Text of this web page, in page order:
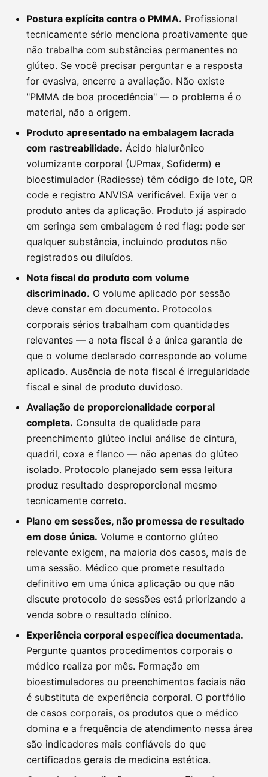
Postura explícita contra o PMMA. Profissional
tecnicamente sério menciona proativamente que
não trabalha com substâncias permanentes no
glúteo. Se você precisar perguntar e a resposta
for evasiva, encerre a avaliação. Não existe
"PMMA de boa procedência" — o problema é o
material, não a origem.
Produto apresentado na embalagem lacrada
com rastreabilidade. Ácido hialurônico
volumizante corporal (UPmax, Sofiderm) e
bioestimulador (Radiesse) têm código de lote, QR
code e registro ANVISA verificável. Exija ver o
produto antes da aplicação. Produto já aspirado
em seringa sem embalagem é red flag: pode ser
qualquer substância, incluindo produtos não
registrados ou diluídos.
Nota fiscal do produto com volume
discriminado. O volume aplicado por sessão
deve constar em documento. Protocolos
corporais sérios trabalham com quantidades
relevantes — a nota fiscal é a única garantia de
que o volume declarado corresponde ao volume
aplicado. Ausência de nota fiscal é irregularidade
fiscal e sinal de produto duvidoso.
Avaliação de proporcionalidade corporal
completa. Consulta de qualidade para
preenchimento glúteo inclui análise de cintura,
quadril, coxa e flanco — não apenas do glúteo
isolado. Protocolo planejado sem essa leitura
produz resultado desproporcional mesmo
tecnicamente correto.
Plano em sessões, não promessa de resultado
em dose única. Volume e contorno glúteo
relevante exigem, na maioria dos casos, mais de
uma sessão. Médico que promete resultado
definitivo em uma única aplicação ou que não
discute protocolo de sessões está priorizando a
venda sobre o resultado clínico.
Experiência corporal específica documentada.
Pergunte quantos procedimentos corporais o
médico realiza por mês. Formação em
bioestimuladores ou preenchimentos faciais não
é substituta de experiência corporal. O portfólio
de casos corporais, os produtos que o médico
domina e a frequência de atendimento nessa área
são indicadores mais confiáveis do que
certificados gerais de medicina estética.